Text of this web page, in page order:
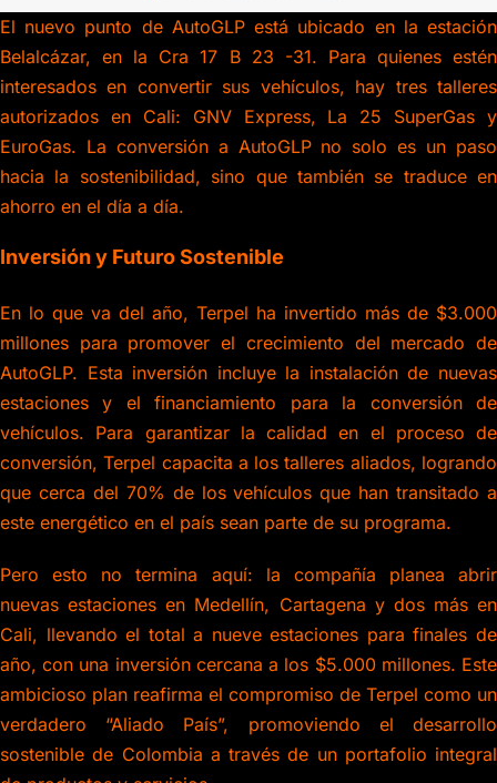
El nuevo punto de AutoGLP está ubicado en la estación
Belalcázar, en la Cra 17 B 23 -31. Para quienes estén
interesados en convertir sus vehículos, hay tres talleres
autorizados en Cali: GNV Express, La 25 SuperGas y
EuroGas. La conversión a AutoGLP no solo es un paso
hacia la sostenibilidad, sino que también se traduce en
ahorro en el día a día.
Inversión y Futuro Sostenible
En lo que va del año, Terpel ha invertido más de $3.000
millones para promover el crecimiento del mercado de
AutoGLP. Esta inversión incluye la instalación de nuevas
estaciones y el financiamiento para la conversión de
vehículos. Para garantizar la calidad en el proceso de
conversión, Terpel capacita a los talleres aliados, logrando
que cerca del 70% de los vehículos que han transitado a
este energético en el país sean parte de su programa.
Pero esto no termina aquí: la compañía planea abrir
nuevas estaciones en Medellín, Cartagena y dos más en
Cali, llevando el total a nueve estaciones para finales de
año, con una inversión cercana a los $5.000 millones. Este
ambicioso plan reafirma el compromiso de Terpel como un
verdadero “Aliado País”, promoviendo el desarrollo
sostenible de Colombia a través de un portafolio integral